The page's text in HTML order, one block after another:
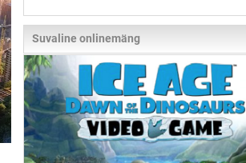
Suvaline onlinemäng